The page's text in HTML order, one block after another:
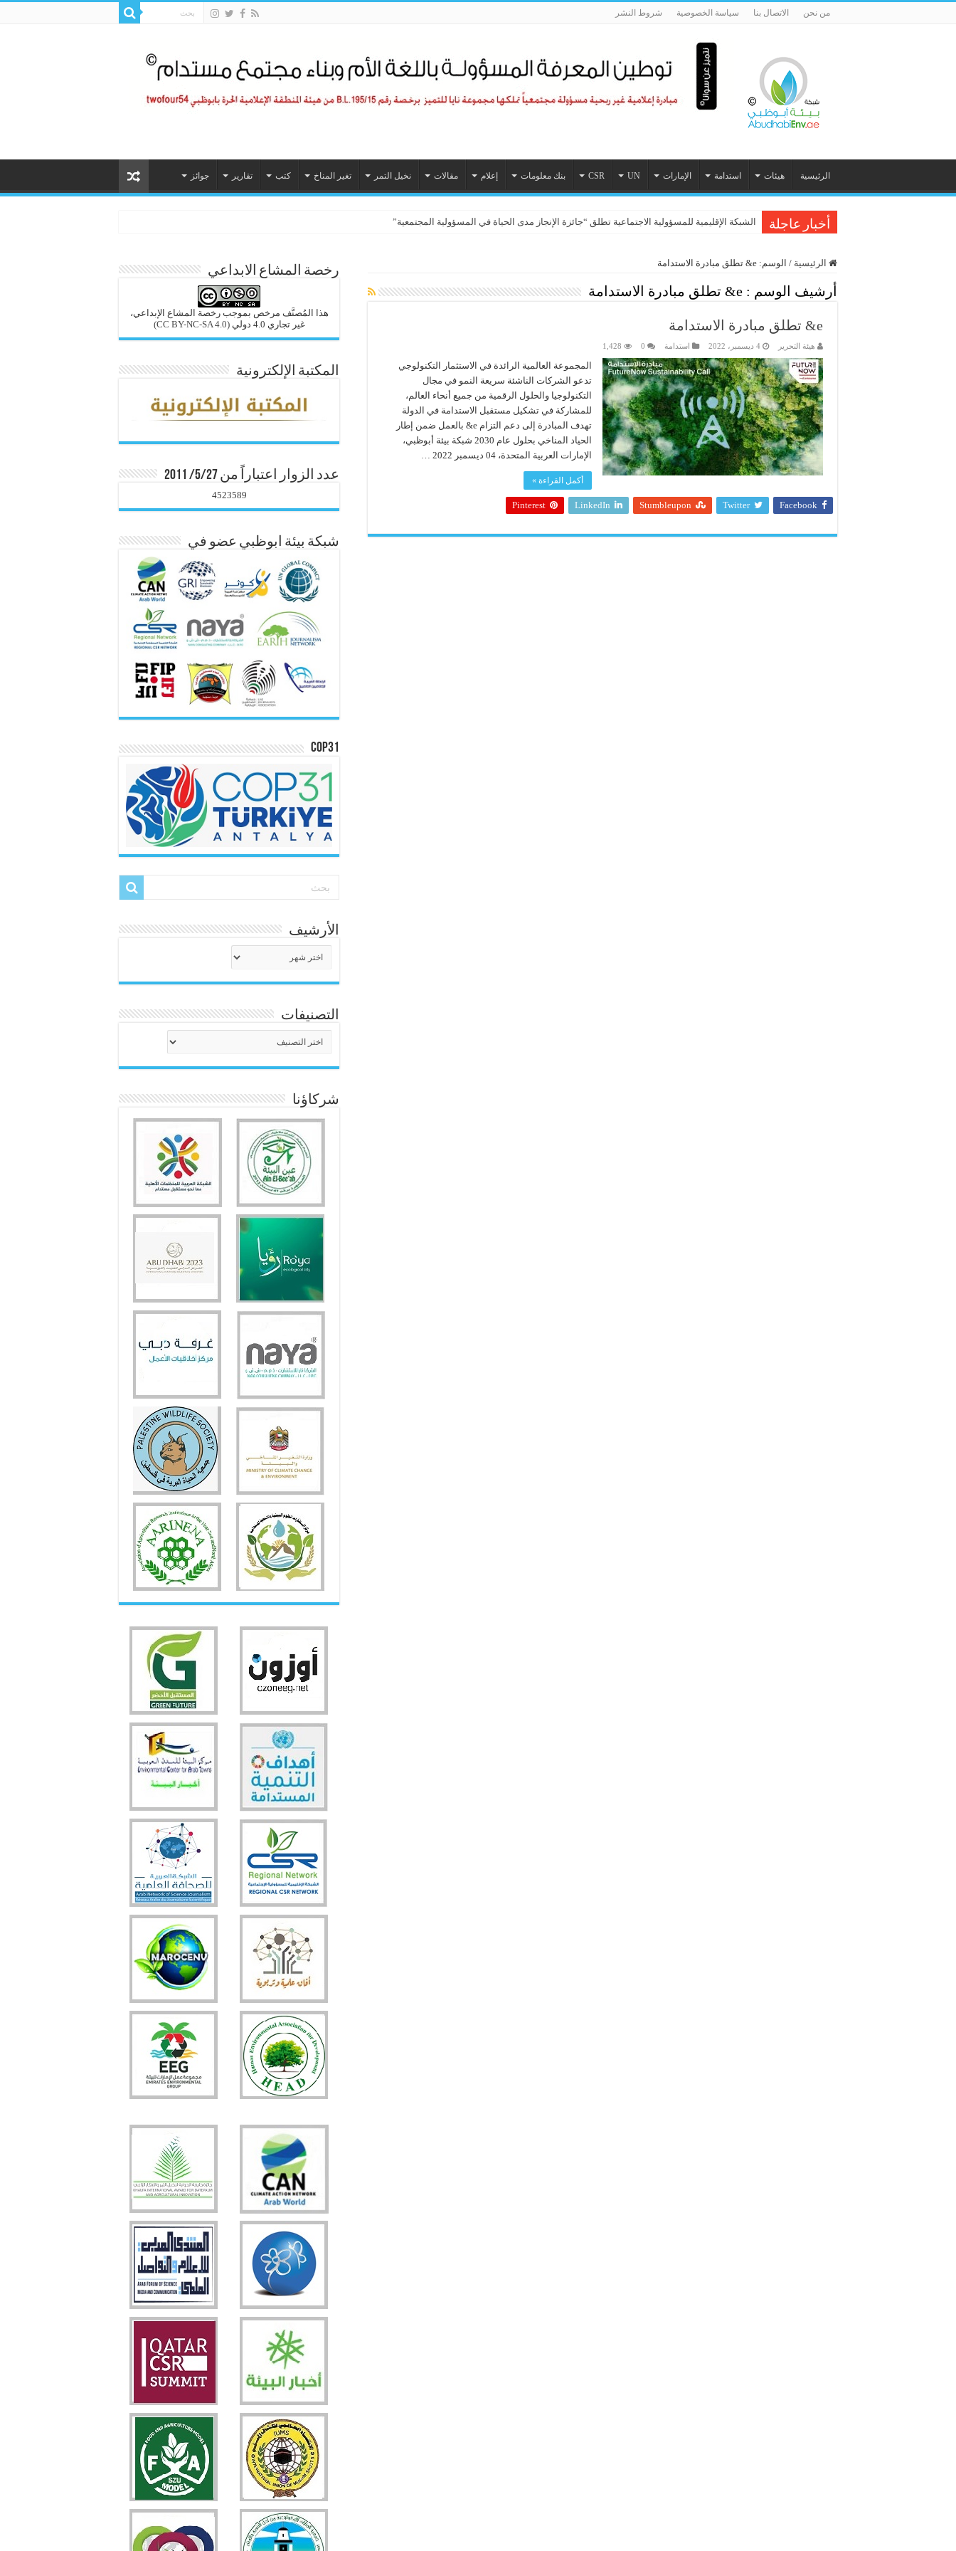
من نحن الاتصال بنا سياسة الخصوصية شروط النشر
الرئيسية هيئات استدامة الإمارات UN
CSR بنك معلومات إعلام مقالات نخيل التمر تغير المناخ كتب تقارير جوائز
أخبار عاجلة الشبكة الإقليمية للمسؤولية الاجتماعية تطلق “جائزة الإنجاز مدى الحياة في المسؤولية المجتمعية”
الرئيسية / الوسم: e& تطلق مبادرة الاستدامة
أرشيف الوسم : e& تطلق مبادرة الاستدامة
e& تطلق مبادرة الاستدامة
هيئة التحرير 4 ديسمبر، 2022 استدامة 0
1,428
المجموعة العالمية الرائدة في الاستثمار التكنولوجي
تدعو الشركات الناشئة سريعة النمو في مجال
التكنولوجيا والحلول الرقمية من جميع أنحاء العالم،
للمشاركة في تشكيل مستقبل الاستدامة في الدولة
تهدف المبادرة إلى دعم التزام e& بالعمل ضمن إطار
الحياد المناخي بحلول عام 2030 شبكة بيئة أبوظبي،
الإمارات العربية المتحدة، 04 ديسمبر 2022 …
أكمل القراءة »
Facebook
Twitter
Stumbleupon
LinkedIn
Pinterest
رخصة المشاع الابداعي
هذا المُصنَّف مرخص بموجب رخصة المشاع الإبداعي،
غير تجاري 4.0 دولي
(CC BY-NC-SA 4.0)
المكتبة الإلكترونية
عدد الزوار اعتباراً من 5/27/ 2011
4523589
شبكة بيئة ابوظبي عضو في
COP31
الأرشيف
التصنيفات
شركاؤنا